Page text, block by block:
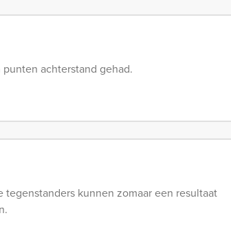
achterstand gehad.
kunnen zomaar een resultaat